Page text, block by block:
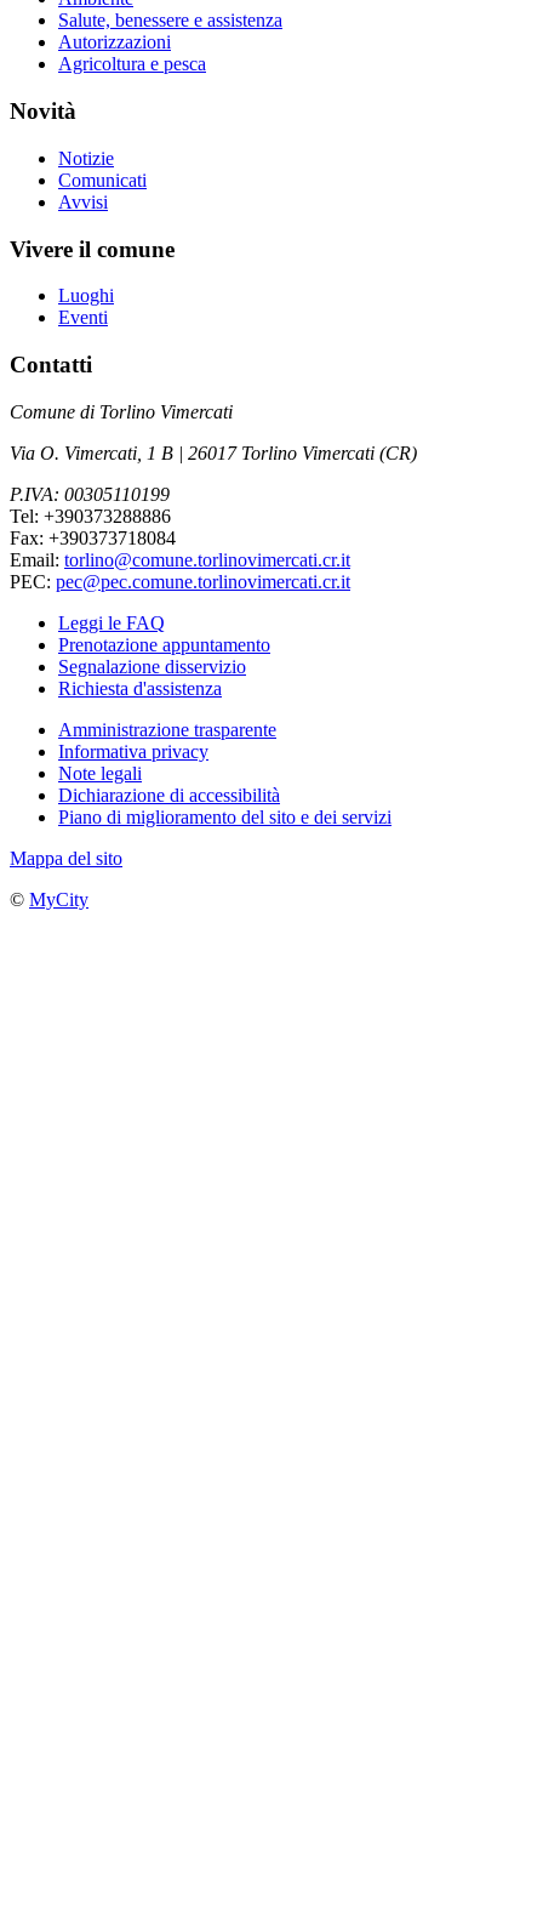
Salute, benessere e assistenza
Autorizzazioni
Agricoltura e pesca
Novità
Notizie
Comunicati
Avvisi
Vivere il comune
Luoghi
Eventi
Contatti
Comune di Torlino Vimercati
Via O. Vimercati, 1 B | 26017 Torlino Vimercati (CR)
P.IVA: 00305110199
Tel: +390373288886
Fax: +390373718084
Email: torlino@comune.torlinovimercati.cr.it
PEC: pec@pec.comune.torlinovimercati.cr.it
Leggi le FAQ
Prenotazione appuntamento
Segnalazione disservizio
Richiesta d'assistenza
Amministrazione trasparente
Informativa privacy
Note legali
Dichiarazione di accessibilità
Piano di miglioramento del sito e dei servizi
Mappa del sito
© MyCity